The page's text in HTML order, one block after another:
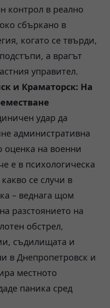
контрол в реално
сбъркано в
когато се твърди,
а врагът
управител.
и Краматорск: На
удар да
административна
оценка на военни
е в психологическа
се случи в
– веднага щом
разстоянието на
обстрел,
съдилищата и
в Днепропетровск и
местното
паника сред